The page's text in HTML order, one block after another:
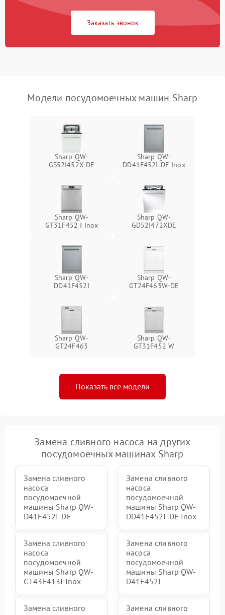
Сбои в работе таймера 1700 ₽
Заказать звонок
Модели посудомоечных машин Sharp
Sharp QW-
GS52I452X-DE
Sharp QW-
DD41F452I-DE Inox
Sharp QW-
GT31F452 I Inox
Sharp QW-
GD52I472XDE
Sharp QW-
DD41F452I
Sharp QW-
GT24F463W-DE
Sharp QW-
GT24F463
Sharp QW-
GT31F452 W
Показать все модели
Замена сливного насоса на других
посудомоечных машинах Sharp
Замена сливного
насоса
посудомоечной
машины Sharp QW-
D41F452I-DE
Замена сливного
насоса
посудомоечной
машины Sharp QW-
DD41F452I-DE Inox
Замена сливного
насоса
посудомоечной
машины Sharp QW-
GT43F413I Inox
Замена сливного
насоса
посудомоечной
машины Sharp QW-
D41F452I
Замена сливного
Замена сливного